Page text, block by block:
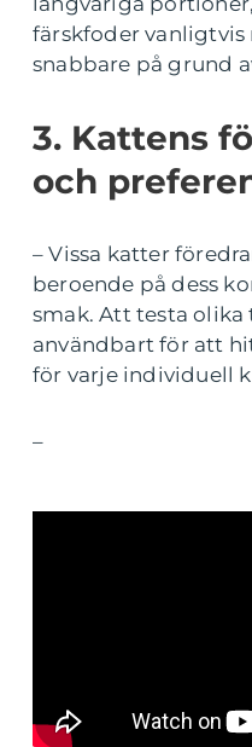
färskfoder vanligtvis
snabbare på grund
3. Kattens
och
– Vissa katter
beroende på dess
smak. Att testa olika
användbart för att
för varje individuell
–